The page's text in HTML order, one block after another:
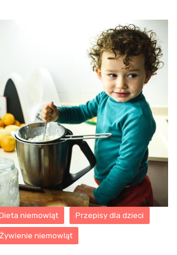
niemowląt Przepisy dla dzieci
Żywienie niemowląt